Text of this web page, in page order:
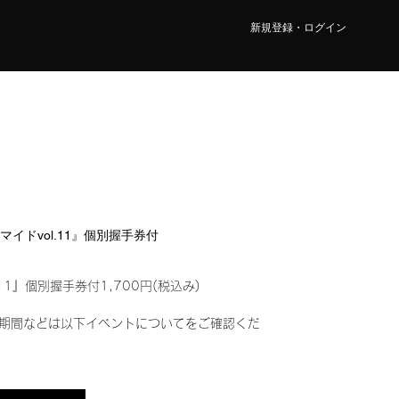
新規登録・ログイン
イドvol.11』個別握手券付
』個別握手券付1,700円(税込み)
間などは以下イベントについてをご確認くだ